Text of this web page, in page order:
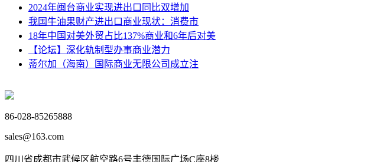
2024年闽台商业实现进出口同比双增加
我国牛油果财产进出口商业现状：消费市
18年中国对美外贸占比137%商业和6年后对美
【论坛】深化轨制型办事商业潜力
蒂尔加（海南）国际商业无限公司成立注
86-028-85265888
sales@163.com
四川省成都市武候区航空路6号丰德国际广场C座8楼